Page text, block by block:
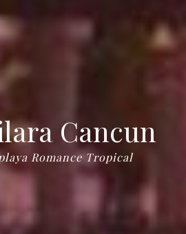
Cancun
Romance Tropical